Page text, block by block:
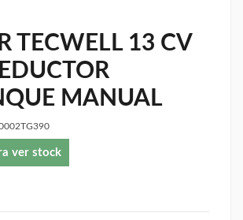
TECWELL 13 CV
MANUAL
ver stock